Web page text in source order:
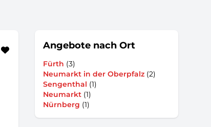
Angebote nach Ort
Fürth (3)
Neumarkt in der Oberpfalz (2)
Sengenthal (1)
Neumarkt (1)
Nürnberg (1)